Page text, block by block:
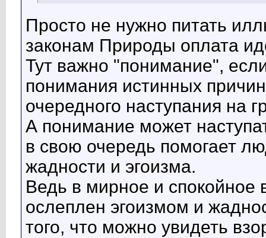
Просто не нужно питать
законам Природы оплата
Тут важно "понимание",
понимания истинных
очередного наступания на
А понимание может
в свою очередь помогает
жадности и эгоизма.
Ведь в мирное и
ослеплен эгоизмом и
того, что можно увидеть